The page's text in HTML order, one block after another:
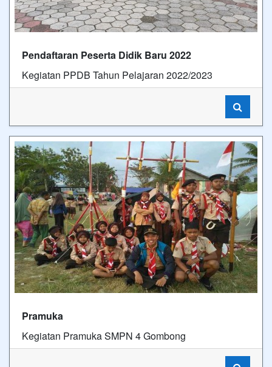
Pendaftaran Peserta Didik Baru 2022
Kegiatan PPDB Tahun Pelajaran 2022/2023
Pramuka
Kegiatan Pramuka SMPN 4 Gombong